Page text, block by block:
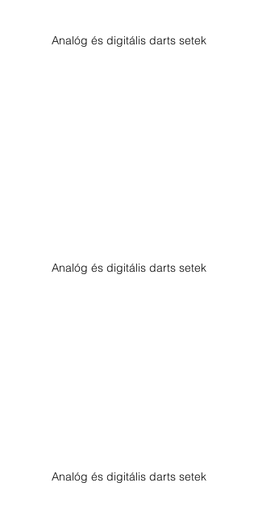
Analóg és digitális darts setek
Analóg és digitális darts setek
Analóg és digitális darts setek